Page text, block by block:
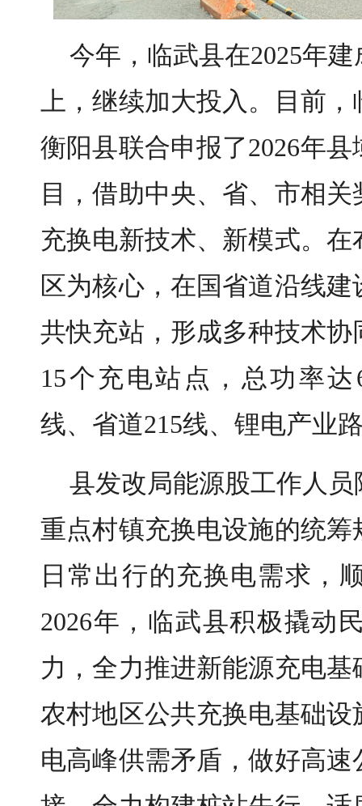
今年，临武县在2025年
上，继续加大投入。目前
衡阳县联合申报了2026年
目，借助中央、省、市相
充换电新技术、新模式。
区为核心，在国省道沿线
共快充站，形成多种技术
15个充电站点，总功率达
线、省道215线、锂电产业
县发改局能源股工作人
重点村镇充换电设施的统
日常出行的充换电需求，
2026年，临武县积极撬动
力，全力推进新能源充电
农村地区公共充换电基础
电高峰供需矛盾，做好高